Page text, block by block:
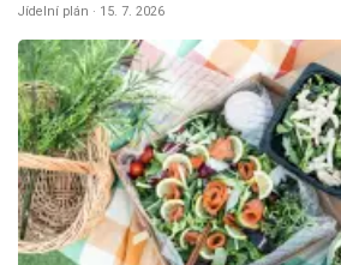
Jídelní plán · 15. 7. 2026